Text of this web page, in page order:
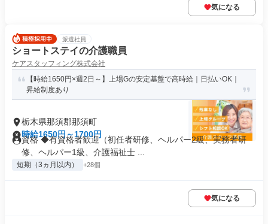
気になる
派遣社員
ショートステイの介護職員
ケアスタッフィング株式会社
【時給1650円×週2日～】上場Gの安定基盤で高時給｜日払いOK｜
昇給制度あり
栃木県那須郡那須町
時給1650円～1700円
資格 ◆有資格者歓迎（初任者研修、ヘルパー2級、実務者研
修、ヘルパー1級、介護福祉士 ...
短期（3ヵ月以内） +28個
気になる